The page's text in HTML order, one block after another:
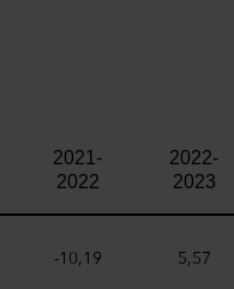
2021-
2022
2022-
2023
-10,19 5,57